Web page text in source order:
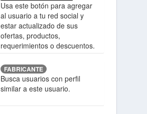
Usa este botón para agregar
al usuario a tu red social y
estar actualizado de sus
ofertas, productos,
requerimientos o descuentos.
FABRICANTE
Busca usuarios con perfil
similar a este usuario.